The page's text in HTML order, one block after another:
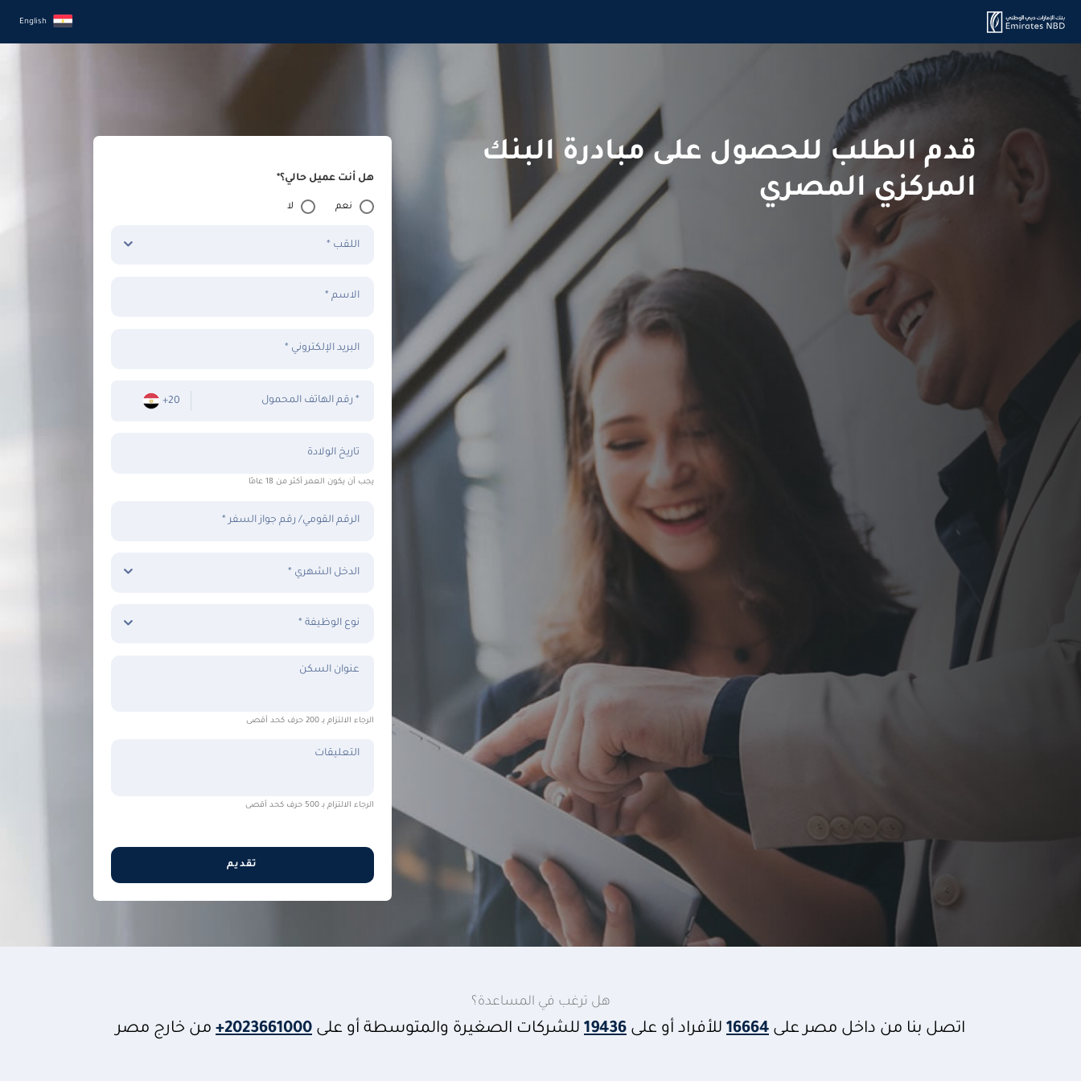
English
قدم الطلب للحصول على مبادرة البنك
المركزي المصري
هل أنت عميل حالي؟*
نعم لا
اللقب *
الاسم *
البريد الإلكتروني *
+20 رقم الهاتف المحمول *
تاريخ الولادة
يجب أن يكون العمر أكثر من 18 عامًا
الرقم القومي/ رقم جواز السفر *
الدخل الشهري *
نوع الوظيفة *
عنوان السكن
الرجاء الالتزام بـ 200 حرف كحد أقصى
التعليقات
الرجاء الالتزام بـ 500 حرف كحد أقصى
تقديم
هل ترغب في المساعدة؟
اتصل بنا من داخل مصر على 16664 للأفراد أو على 19436 للشركات الصغيرة والمتوسطة أو على +2023661000 من خارج مصر